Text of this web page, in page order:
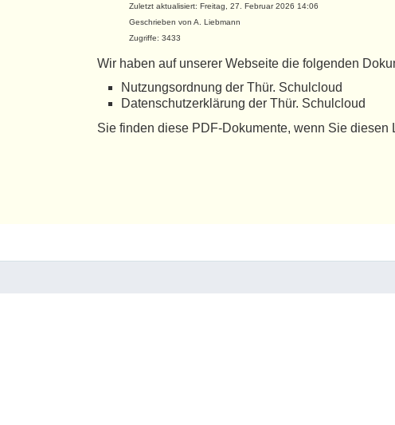
Zuletzt aktualisiert: Freitag, 27. Februar 2026 14:06
Geschrieben von A. Liebmann
Zugriffe: 3433
Wir haben auf unserer Webseite die folgenden
Nutzungsordnung der Thür. Schulcloud
Datenschutzerklärung der Thür. Schulcloud
Sie finden diese PDF-Dokumente, wenn Sie diesen